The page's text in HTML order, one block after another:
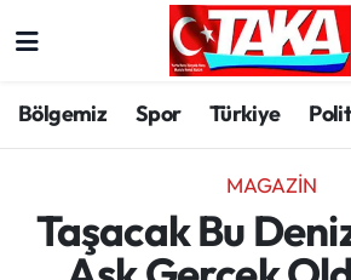
Bölgemiz Spor Türkiye
MAGAZIN
Taşacak Bu
Spor
Trabzon Hava Durumu
Trabzon Trafik Yoğunluk